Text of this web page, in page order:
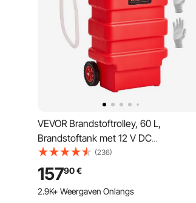
VEVOR Brandstoftrolley, 60 L,
Brandstoftank met 12 V DC
brandstofpomp, 1,2 m aanvoerslang en
Auto-Stop sensormondstuk,
Tankadapter, Geschikt voor diesel en
benzine, Rood
(236)
15790€
2.9K+ Weergaven Onlangs